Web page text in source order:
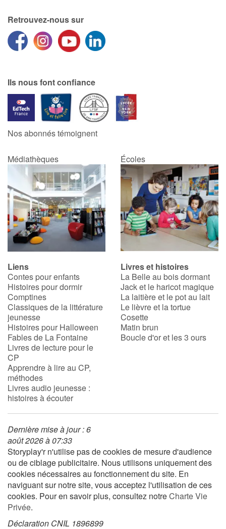
Retrouvez-nous sur
Ils nous font confiance
Nos abonnés témoignent
Médiathèques Écoles
Liens
Contes pour enfants
Histoires pour dormir
Comptines
Classiques de la littérature
jeunesse
Histoires pour Halloween
Fables de La Fontaine
Livres de lecture pour le
CP
Apprendre à lire au CP,
méthodes
Livres audio jeunesse :
histoires à écouter
Livres et histoires
La Belle au bois dormant
Jack et le haricot magique
La laitière et le pot au lait
Le lièvre et la tortue
Cosette
Matin brun
Boucle d'or et les 3 ours
Dernière mise à jour : 6
août 2026 à 07:33
Storyplay'r n'utilise pas de cookies de mesure d'audience
ou de ciblage publicitaire. Nous utilisons uniquement des
cookies nécessaires au fonctionnement du site. En
naviguant sur notre site, vous acceptez l'utilisation de ces
cookies. Pour en savoir plus, consultez notreCharte Vie
Privée.
Déclaration CNIL 1896899